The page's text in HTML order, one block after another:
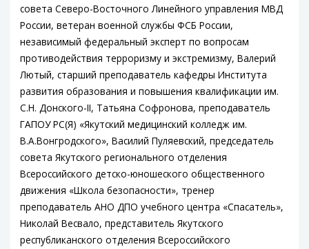
совета Северо-Восточного Линейного управления МВД
России, ветеран военной службы ФСБ России,
независимый федеральный эксперт по вопросам
противодействия терроризму и экстремизму, Валерий
Лютый, старший преподаватель кафедры Института
развития образования и повышения квалификации им.
С.Н. Донского-II, Татьяна Софронова, преподаватель
ГАПОУ РС(Я) «Якутский медицинский колледж им.
В.А.Вонгродского», Василий Пуляевский, председатель
совета Якутского регионального отделения
Всероссийского детско-юношеского общественного
движения «Школа безопасности», тренер
преподаватель АНО ДПО учебного центра «Спасатель»,
Николай Весвало, представитель Якутского
республиканского отделения Всероссийского